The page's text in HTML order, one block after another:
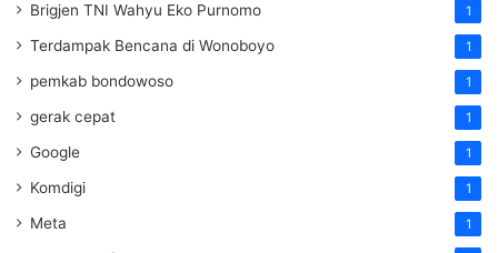
Brigjen TNI Wahyu Eko Purnomo 1
Terdampak Bencana di Wonoboyo 1
pemkab bondowoso 1
gerak cepat 1
Google 1
Komdigi 1
Meta 1